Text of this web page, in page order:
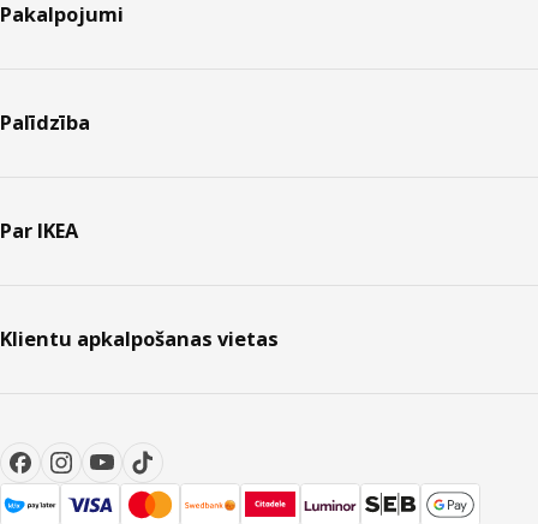
Pakalpojumi
Palīdzība
Par IKEA
Klientu apkalpošanas vietas